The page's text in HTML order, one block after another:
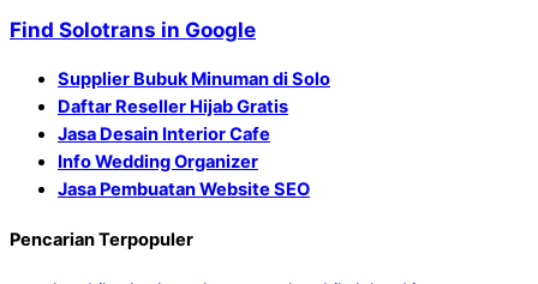
Find Solotrans in Google
Supplier Bubuk Minuman di Solo
Daftar Reseller Hijab Gratis
Jasa Desain Interior Cafe
Info Wedding Organizer
Jasa Pembuatan Website SEO
Pencarian Terpopuler